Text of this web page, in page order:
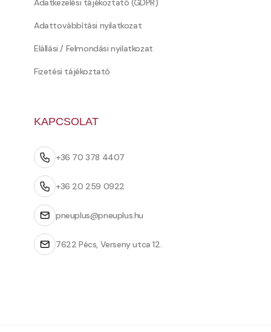
Adatkezelési tájékoztató (GDPR)
Adattovábbítási nyilatkozat
Elállási / Felmondási nyilatkozat
Fizetési tájékoztató
KAPCSOLAT
+36 70 378 4407
+36 20 259 0922
pneuplus@pneuplus.hu
7622 Pécs, Verseny utca 12.